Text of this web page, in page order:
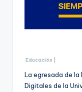
Educación |
La egresada de
Digitales de la